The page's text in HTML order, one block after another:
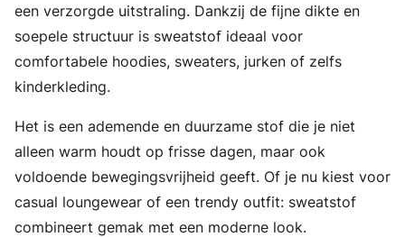
een verzorgde uitstraling. Dankzij de fijne dikte en
soepele structuur is sweatstof ideaal voor
comfortabele hoodies, sweaters, jurken of zelfs
kinderkleding.
Het is een ademende en duurzame stof die je niet
alleen warm houdt op frisse dagen, maar ook
voldoende bewegingsvrijheid geeft. Of je nu kiest voor
casual loungewear of een trendy outfit: sweatstof
combineert gemak met een moderne look.